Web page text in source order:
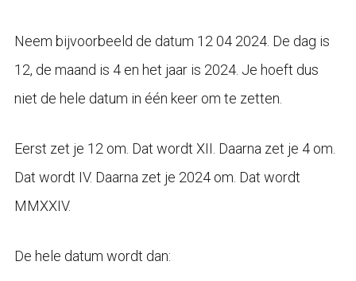
Neem bijvoorbeeld de datum 12 04 2024. De dag is
12, de maand is 4 en het jaar is 2024. Je hoeft dus
niet de hele datum in één keer om te zetten.
Eerst zet je 12 om. Dat wordt XII. Daarna zet je 4 om.
Dat wordt IV. Daarna zet je 2024 om. Dat wordt
MMXXIV.
De hele datum wordt dan: